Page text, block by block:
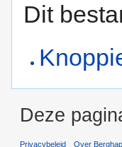
Dit
Deze
Privacybeleid Over